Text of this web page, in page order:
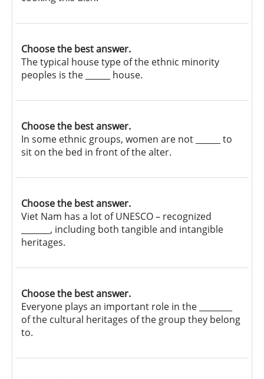
Choose the best answer.
The typical house type of the ethnic minority
peoples is the ______ house.
Choose the best answer.
In some ethnic groups, women are not ______ to
sit on the bed in front of the alter.
Choose the best answer.
Viet Nam has a lot of UNESCO – recognized
_______, including both tangible and intangible
heritages.
Choose the best answer.
Everyone plays an important role in the ________
of the cultural heritages of the group they belong
to.